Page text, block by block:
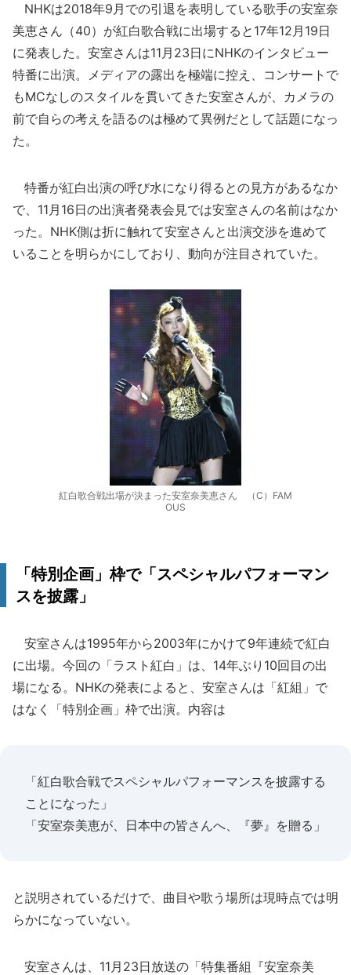
NHKは2018年9月での引退を表明している歌手の安室奈
美恵さん（40）が紅白歌合戦に出場すると17年12月19日
に発表した。安室さんは11月23日にNHKのインタビュー
特番に出演。メディアの露出を極端に控え、コンサートで
もMCなしのスタイルを貫いてきた安室さんが、カメラの
前で自らの考えを語るのは極めて異例だとして話題になっ
た。
特番が紅白出演の呼び水になり得るとの見方があるなか
で、11月16日の出演者発表会見では安室さんの名前はなか
った。NHK側は折に触れて安室さんと出演交渉を進めて
いることを明らかにしており、動向が注目されていた。
紅白歌合戦出場が決まった安室奈美恵さん （C）FAM
OUS
「特別企画」枠で「スペシャルパフォーマン
スを披露」
安室さんは1995年から2003年にかけて9年連続で紅白
に出場。今回の「ラスト紅白」は、14年ぶり10回目の出
場になる。NHKの発表によると、安室さんは「紅組」で
はなく「特別企画」枠で出演。内容は
「紅白歌合戦でスペシャルパフォーマンスを披露する
ことになった」
「安室奈美恵が、日本中の皆さんへ、『夢』を贈る」
と説明されているだけで、曲目や歌う場所は現時点では明
らかになっていない。
安室さんは、11月23日放送の「特集番組『安室奈美